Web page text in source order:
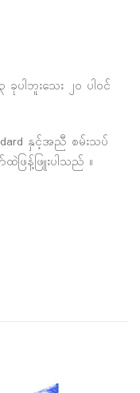
ပါဘူးသေး ၂၀ ပါဝင်
နှင့်အညီ စမ်းသပ်
ြန့်ဖြူးပါသည် ။